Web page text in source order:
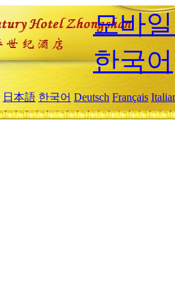
모바
한국어
日本語 한국어 Deutsch Français